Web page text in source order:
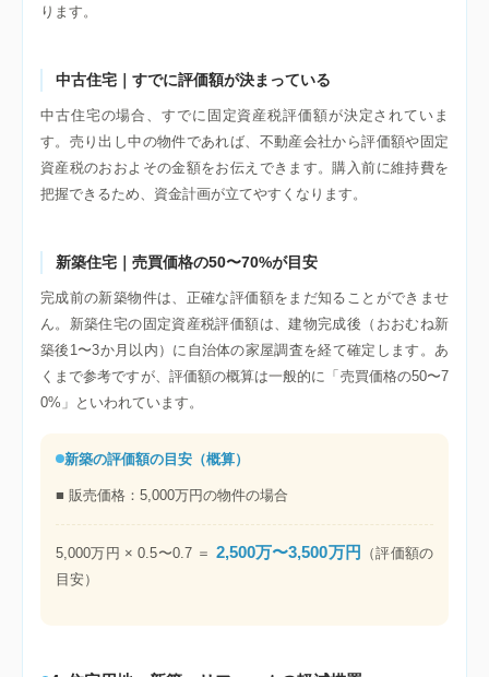
ります。
中古住宅｜すでに評価額が決まっている
中古住宅の場合、すでに固定資産税評価額が決定されていま
す。売り出し中の物件であれば、不動産会社から評価額や固定
資産税のおおよその金額をお伝えできます。購入前に維持費を
把握できるため、資金計画が立てやすくなります。
新築住宅｜売買価格の50〜70%が目安
完成前の新築物件は、正確な評価額をまだ知ることができませ
ん。新築住宅の固定資産税評価額は、建物完成後（おおむね新
築後1〜3か月以内）に自治体の家屋調査を経て確定します。あ
くまで参考ですが、評価額の概算は一般的に「売買価格の50〜7
0%」といわれています。
新築の評価額の目安（概算）
■ 販売価格：5,000万円の物件の場合
5,000万円 × 0.5〜0.7 ＝ 2,500万〜3,500万円
（評価額の
目安）